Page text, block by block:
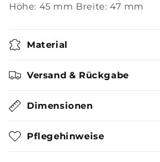
Höhe: 45 mm Breite: 47 mm
Material
Versand & Rückgabe
Dimensionen
Pflegehinweise